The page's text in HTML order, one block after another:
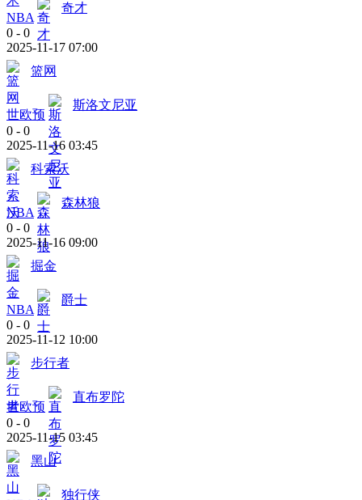
NBA
奇才
0 - 0
2025-11-17 07:00
篮网
世欧预
斯洛文尼亚
0 - 0
2025-11-16 03:45
科索沃
NBA
森林狼
0 - 0
2025-11-16 09:00
掘金
NBA
爵士
0 - 0
2025-11-12 10:00
步行者
世欧预
直布罗陀
0 - 0
2025-11-15 03:45
黑山
独行侠